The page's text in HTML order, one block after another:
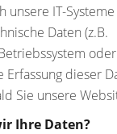
unsere IT-Systeme
Daten (z.B.
Erfassung dieser
Sie unsere
Ihre Daten?